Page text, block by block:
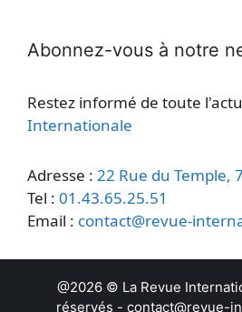
Abonnez-vous à notre
Restez informé de toute l'actu
Internationale
Adresse : 22 Rue du Temple,
Tel : 01.43.65.25.51
Email : contact@revue-
@2026 © La Revue
réservés - contact@revue-